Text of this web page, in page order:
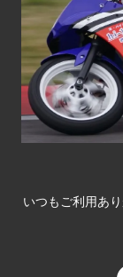
いつもご利用あ